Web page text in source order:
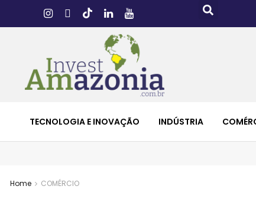
TECNOLOGIA E INOVAÇÃO INDÚSTRIA
Home COMÉRCIO